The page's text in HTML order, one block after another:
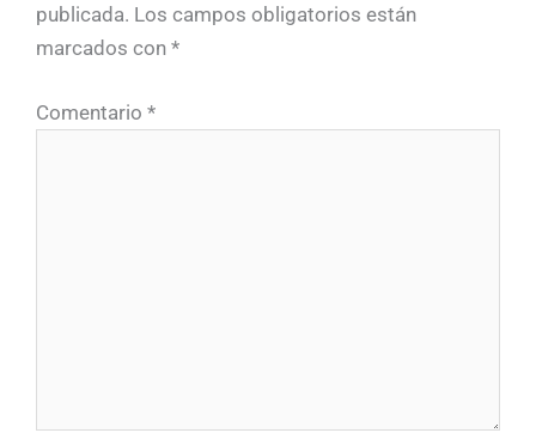
publicada. Los campos obligatorios están
marcados con *
Comentario *